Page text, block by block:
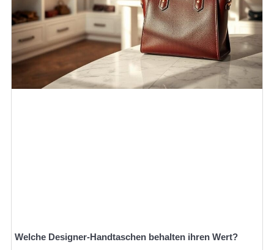
Welche Designer-Handtaschen behalten ihren Wert?